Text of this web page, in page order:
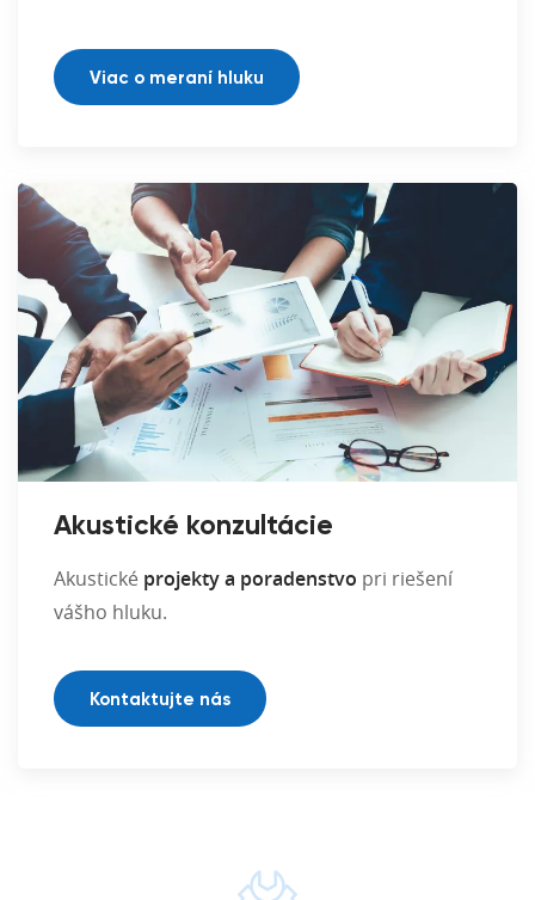
Viac o meraní hluku
Akustické konzultácie
Akustické projekty a poradenstvo pri riešení
vášho hluku.
Kontaktujte nás